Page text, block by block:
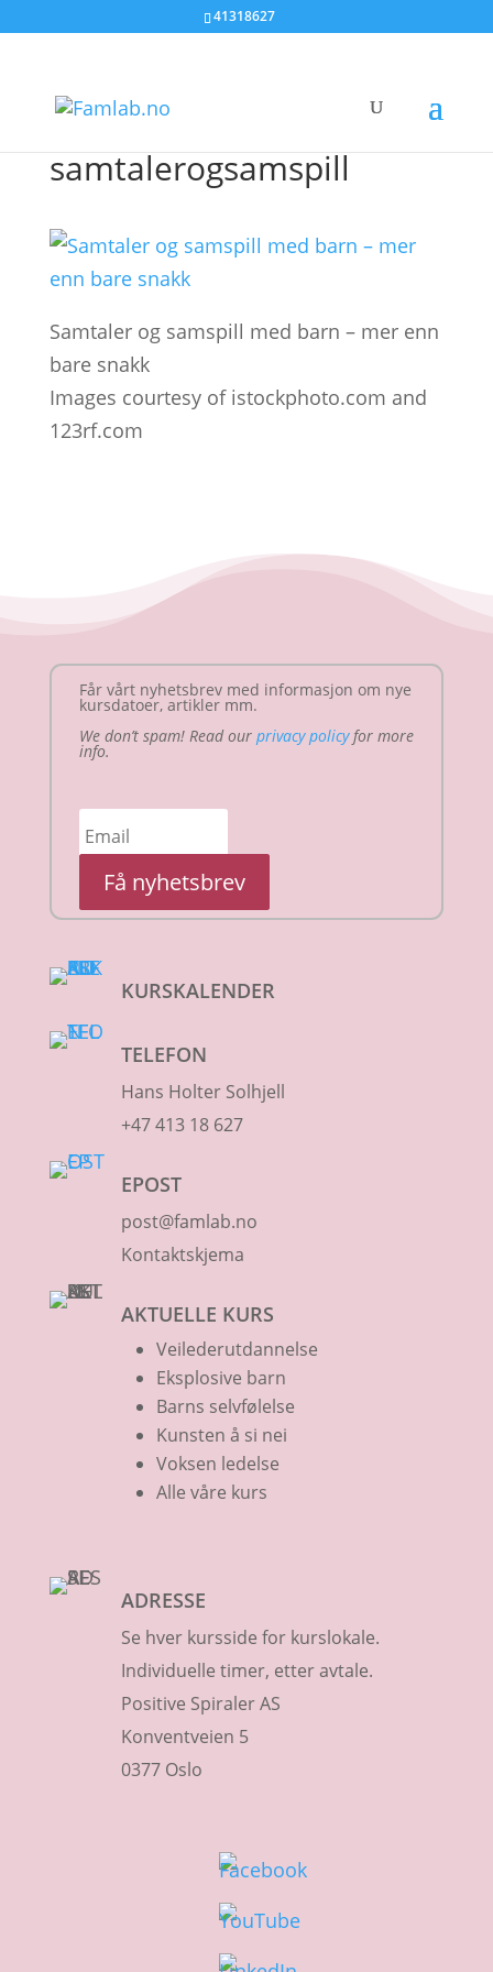
41318627
samtalerogsamspill
Samtaler og samspill med barn – mer enn
bare snakk
Images courtesy of istockphoto.com and
123rf.com
Får vårt nyhetsbrev med informasjon om nye
kursdatoer, artikler mm.
We don’t spam! Read our privacy policyfor more
info.
Få nyhetsbrev
KURSKALENDER
TELEFON
Hans Holter Solhjell
+47 413 18 627
EPOST
post@famlab.no
Kontaktskjema
AKTUELLE KURS
Veilederutdannelse
Eksplosive barn
Barns selvfølelse
Kunsten å si nei
Voksen ledelse
Alle våre kurs
ADRESSE
Se hver kursside for kurslokale.
Individuelle timer, etter avtale.
Positive Spiraler AS
Konventveien 5
0377 Oslo